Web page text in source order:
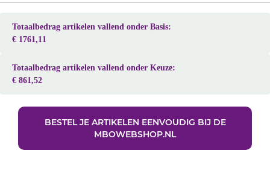
Totaalbedrag artikelen vallend onder Basis:
€ 1761,11
Totaalbedrag artikelen vallend onder Keuze:
€ 861,52
BESTEL JE ARTIKELEN EENVOUDIG BIJ DE
MBOWEBSHOP.NL